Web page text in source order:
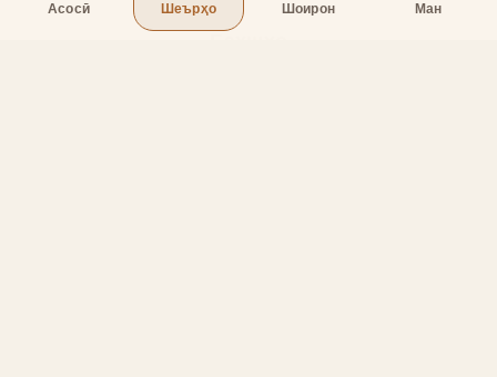
Асосӣ Шеърҳо Шоирон Ман